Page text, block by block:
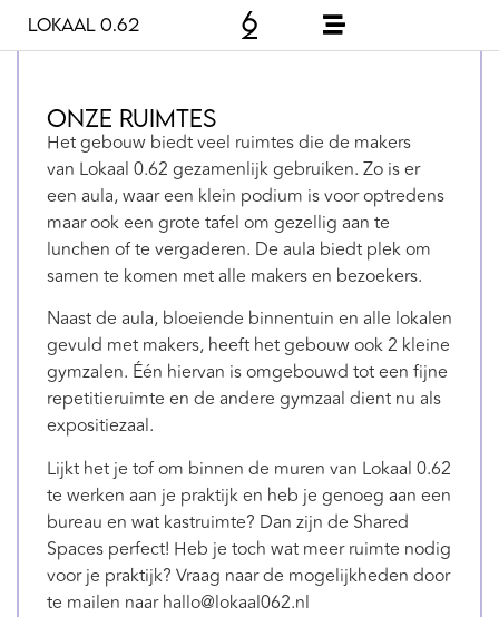
Lokaal 0.62
Onze ruimtes
Het gebouw biedt veel ruimtes die de makers
van Lokaal 0.62 gezamenlijk gebruiken. Zo is er
een aula, waar een klein podium is voor optredens
maar ook een grote tafel om gezellig aan te
lunchen of te vergaderen. De aula biedt plek om
samen te komen met alle makers en bezoekers.
Naast de aula, bloeiende binnentuin en alle lokalen
gevuld met makers, heeft het gebouw ook 2 kleine
gymzalen. Één hiervan is omgebouwd tot een fijne
repetitieruimte en de andere gymzaal dient nu als
expositiezaal.
Lijkt het je tof om binnen de muren van Lokaal 0.62
te werken aan je praktijk en heb je genoeg aan een
bureau en wat kastruimte? Dan zijn de Shared
Spaces perfect! Heb je toch wat meer ruimte nodig
voor je praktijk? Vraag naar de mogelijkheden door
te mailen naar hallo@lokaal062.nl